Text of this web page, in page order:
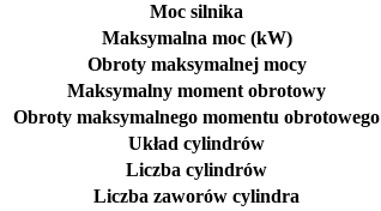
Moc silnika
Maksymalna moc (kW)
Obroty maksymalnej mocy
Maksymalny moment obrotowy
Obroty maksymalnego momentu obrotowego
Układ cylindrów
Liczba cylindrów
Liczba zaworów cylindra